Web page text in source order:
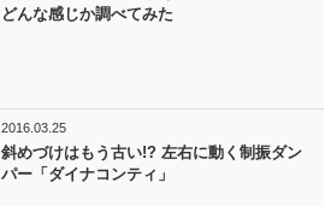
どんな感じか調べてみた
2016.03.25
斜めづけはもう古い!? 左右に動く制振ダン
パー「ダイナコンティ」